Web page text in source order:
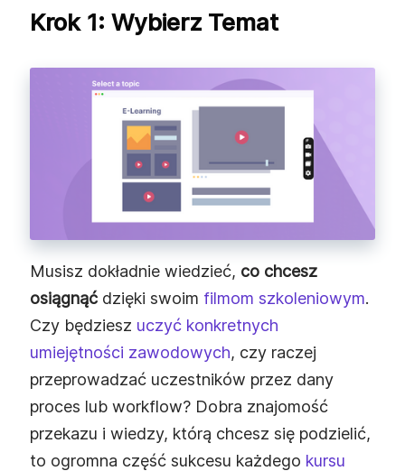
Krok 1: Wybierz Temat
Musisz dokładnie wiedzieć, co chcesz
osiągnąć dzięki swoim filmom szkoleniowym.
Czy będziesz uczyć konkretnych
umiejętności zawodowych, czy raczej
przeprowadzać uczestników przez dany
proces lub workflow? Dobra znajomość
przekazu i wiedzy, którą chcesz się podzielić,
to ogromna część sukcesu każdego kursu